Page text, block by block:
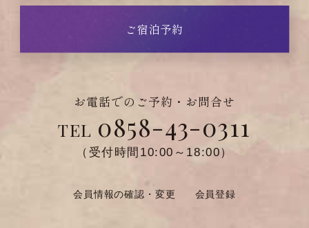
ご宿泊予約
お電話でのご予約・お問合せ
TEL 0858-43-0311
（受付時間10:00～18:00）
会員情報の確認・変更 会員登録